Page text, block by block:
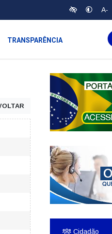
A-
TRANSPARÊNCIA
Cidadão